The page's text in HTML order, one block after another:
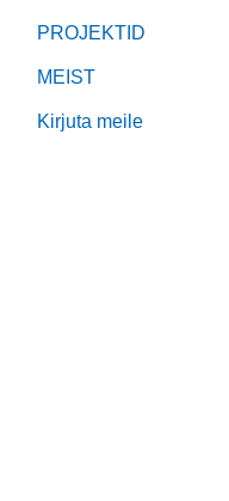
PROJEKTID
MEIST
Kirjuta meile